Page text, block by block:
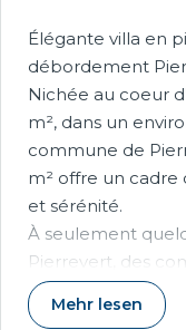
Élégante villa en
débordement
Nichée au coeur
m², dans un
commune de
m² offre un cadre
et sérénité.
À seulement
Pierrevert, des
propriété
idéal à 5 minutes
Mehr lesen